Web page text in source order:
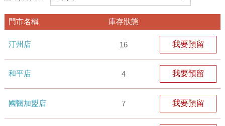
門市名稱 庫存狀態
汀州店 16 我要預留
和平店 4 我要預留
國醫加盟店 7 我要預留